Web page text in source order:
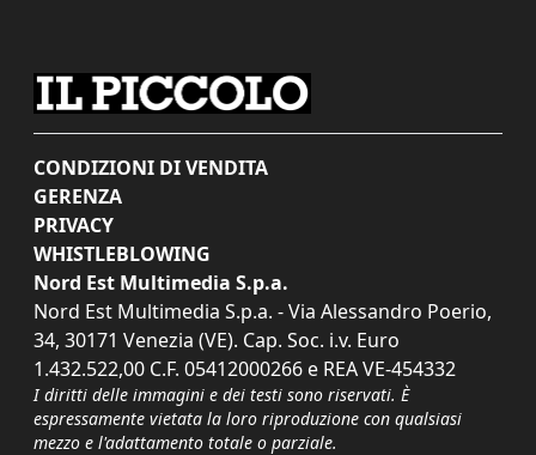
CONDIZIONI DI VENDITA
GERENZA
PRIVACY
WHISTLEBLOWING
Nord Est Multimedia S.p.a.
Nord Est Multimedia S.p.a. - Via Alessandro Poerio,
34, 30171 Venezia (VE). Cap. Soc. i.v. Euro
1.432.522,00 C.F. 05412000266 e REA VE-454332
I diritti delle immagini e dei testi sono riservati. È
espressamente vietata la loro riproduzione con qualsiasi
mezzo e l'adattamento totale o parziale.